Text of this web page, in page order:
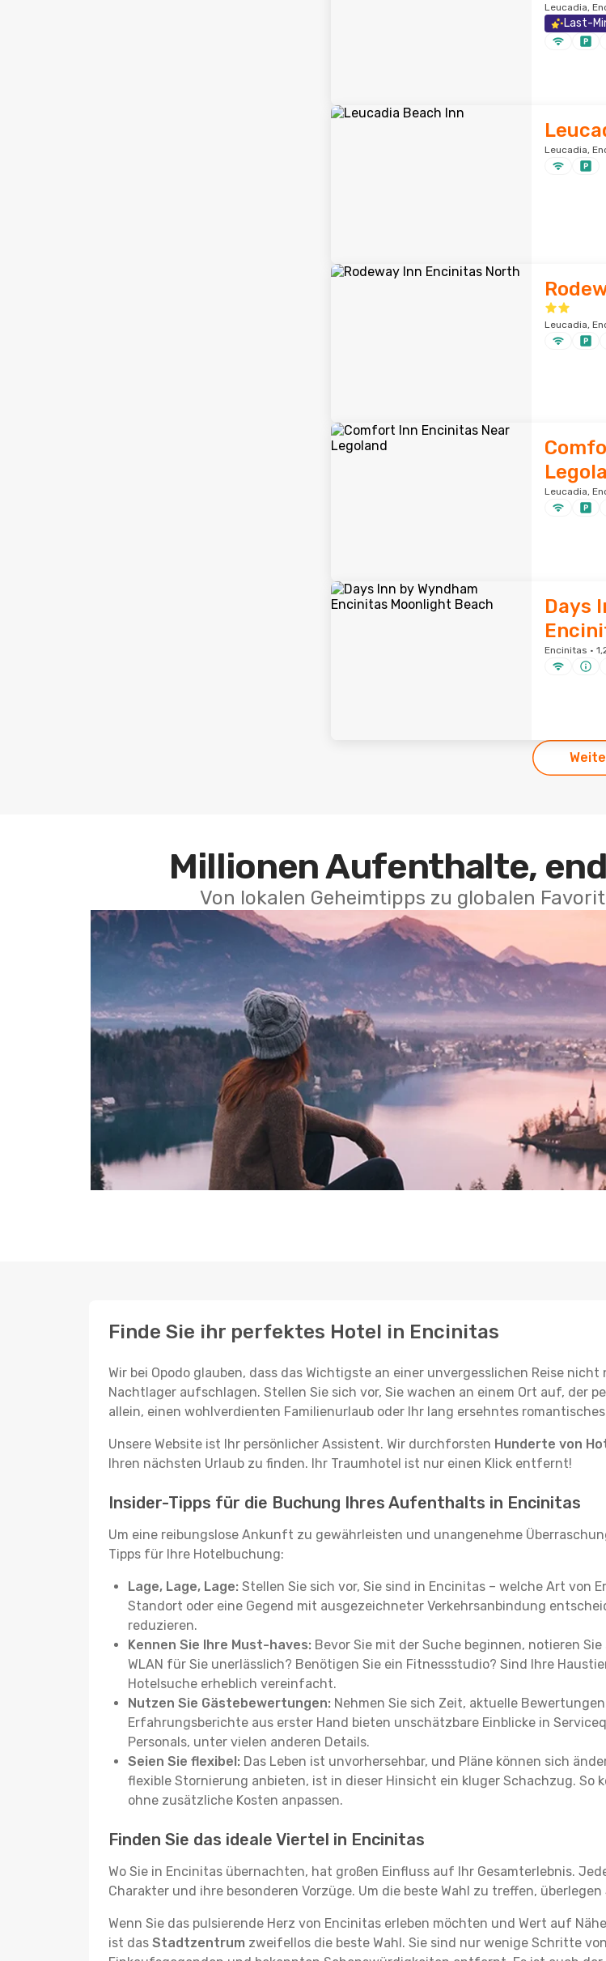
Leucadia,
Last-
Leucadia,
Leucadia,
Leucadia,
Days
Encinitas ·
Millionen Aufenthalte,
Von lokalen Geheimtipps zu globalen
Finde Sie ihr perfektes Hotel in Encinitas
Wir bei Opodo glauben, dass das Wichtigste an einer unvergesslichen Reise
Nachtlager aufschlagen. Stellen Sie sich vor, Sie wachen an einem Ort auf, der
allein, einen wohlverdienten Familienurlaub oder Ihr lang ersehntes
Unsere Website ist Ihr persönlicher Assistent. Wir durchforsten Hunderte von
Ihren nächsten Urlaub zu finden. Ihr Traumhotel ist nur einen Klick entfernt!
Insider-Tipps für die Buchung Ihres Aufenthalts in Encinitas
Um eine reibungslose Ankunft zu gewährleisten und unangenehme
Tipps für Ihre Hotelbuchung:
Lage, Lage, Lage: Stellen Sie sich vor, Sie sind in Encinitas – welche Art von
Standort oder eine Gegend mit ausgezeichneter Verkehrsanbindung
reduzieren.
Kennen Sie Ihre Must-haves: Bevor Sie mit der Suche beginnen, notieren
WLAN für Sie unerlässlich? Benötigen Sie ein Fitnessstudio? Sind Ihre
Hotelsuche erheblich vereinfacht.
Nutzen Sie Gästebewertungen: Nehmen Sie sich Zeit, aktuelle
Erfahrungsberichte aus erster Hand bieten unschätzbare Einblicke in
Personals, unter vielen anderen Details.
Seien Sie flexibel: Das Leben ist unvorhersehbar, und Pläne können sich
flexible Stornierung anbieten, ist in dieser Hinsicht ein kluger Schachzug. So
ohne zusätzliche Kosten anpassen.
Finden Sie das ideale Viertel in Encinitas
Wo Sie in Encinitas übernachten, hat großen Einfluss auf Ihr Gesamterlebnis.
Charakter und ihre besonderen Vorzüge. Um die beste Wahl zu treffen,
Wenn Sie das pulsierende Herz von Encinitas erleben möchten und Wert auf
ist das Stadtzentrum zweifellos die beste Wahl. Sie sind nur wenige Schritte